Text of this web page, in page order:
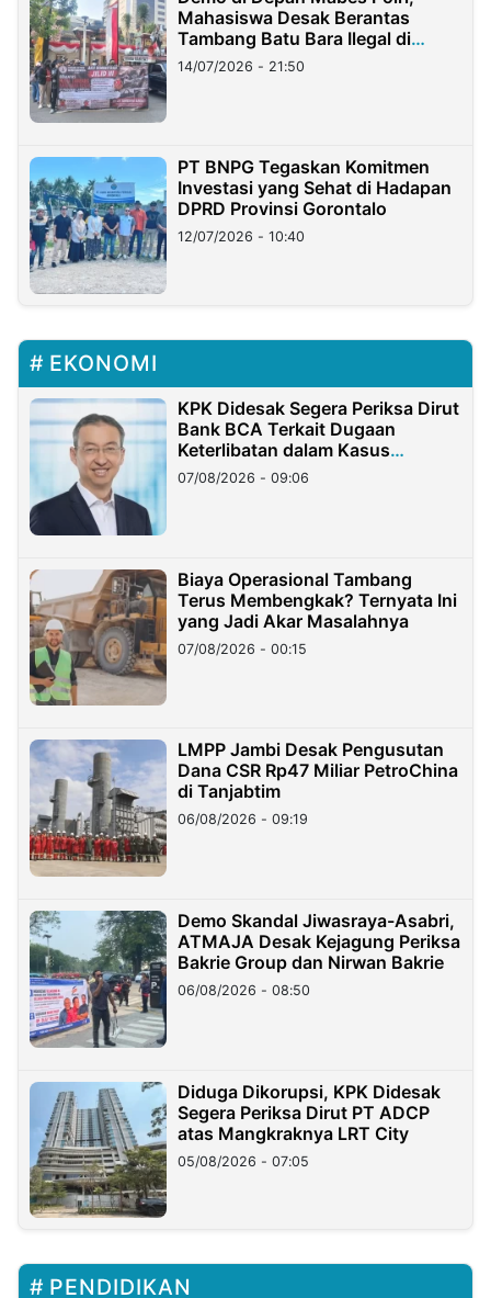
Mahasiswa Desak Berantas
Tambang Batu Bara Ilegal di
Lampung
14/07/2026 - 21:50
PT BNPG Tegaskan Komitmen
Investasi yang Sehat di Hadapan
DPRD Provinsi Gorontalo
12/07/2026 - 10:40
EKONOMI
KPK Didesak Segera Periksa Dirut
Bank BCA Terkait Dugaan
Keterlibatan dalam Kasus
Hilangnya Dana Nasabah Rp2,58
Miliar
07/08/2026 - 09:06
Biaya Operasional Tambang
Terus Membengkak? Ternyata Ini
yang Jadi Akar Masalahnya
07/08/2026 - 00:15
LMPP Jambi Desak Pengusutan
Dana CSR Rp47 Miliar PetroChina
di Tanjabtim
06/08/2026 - 09:19
Demo Skandal Jiwasraya-Asabri,
ATMAJA Desak Kejagung Periksa
Bakrie Group dan Nirwan Bakrie
06/08/2026 - 08:50
Diduga Dikorupsi, KPK Didesak
Segera Periksa Dirut PT ADCP
atas Mangkraknya LRT City
05/08/2026 - 07:05
PENDIDIKAN